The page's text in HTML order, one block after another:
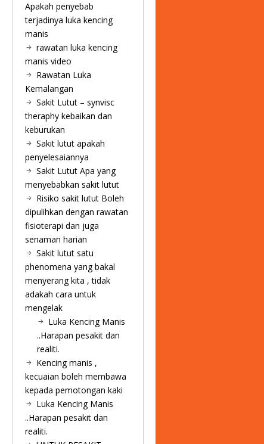
Apakah penyebab
terjadinya luka kencing
manis
rawatan luka kencing
manis video
Rawatan Luka
Kemalangan
Sakit Lutut – synvisc
theraphy kebaikan dan
keburukan
Sakit lutut apakah
penyelesaiannya
Sakit Lutut Apa yang
menyebabkan sakit lutut
Risiko sakit lutut Boleh
dipulihkan dengan rawatan
fisioterapi dan juga
senaman harian
Sakit lutut satu
phenomena yang bakal
menyerang kita , tidak
adakah cara untuk
mengelak
Luka Kencing Manis
..Harapan pesakit dan
realiti.
Kencing manis ,
kecuaian boleh membawa
kepada pemotongan kaki
Luka Kencing Manis
..Harapan pesakit dan
realiti.